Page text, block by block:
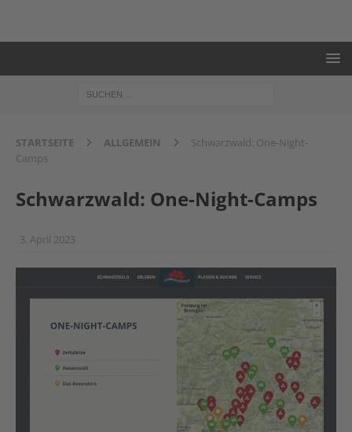
STARTSEITE ALLGEMEIN
Schwarzwald: One-Night-
Camps
Schwarzwald: One-Night-Camps
3. April 2023